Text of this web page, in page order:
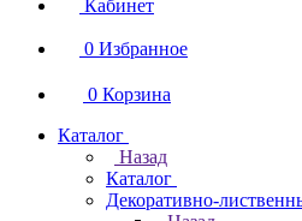
Кабинет
0 Избранное
0 Корзина
Каталог
Назад
Каталог
Декоративно-